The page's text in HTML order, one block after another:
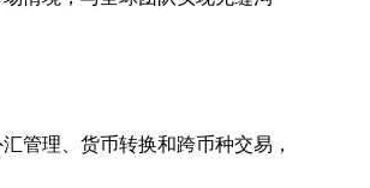
管理、货币转换和跨币种交易，